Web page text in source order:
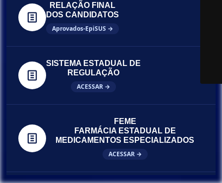
RELAÇÃO FINAL
DOS CANDIDATOS
Aprovados-EpiSUS →
SISTEMA ESTADUAL DE
REGULAÇÃO
ACESSAR →
FEME
FARMÁCIA ESTADUAL DE
MEDICAMENTOS ESPECIALIZADOS
ACESSAR →